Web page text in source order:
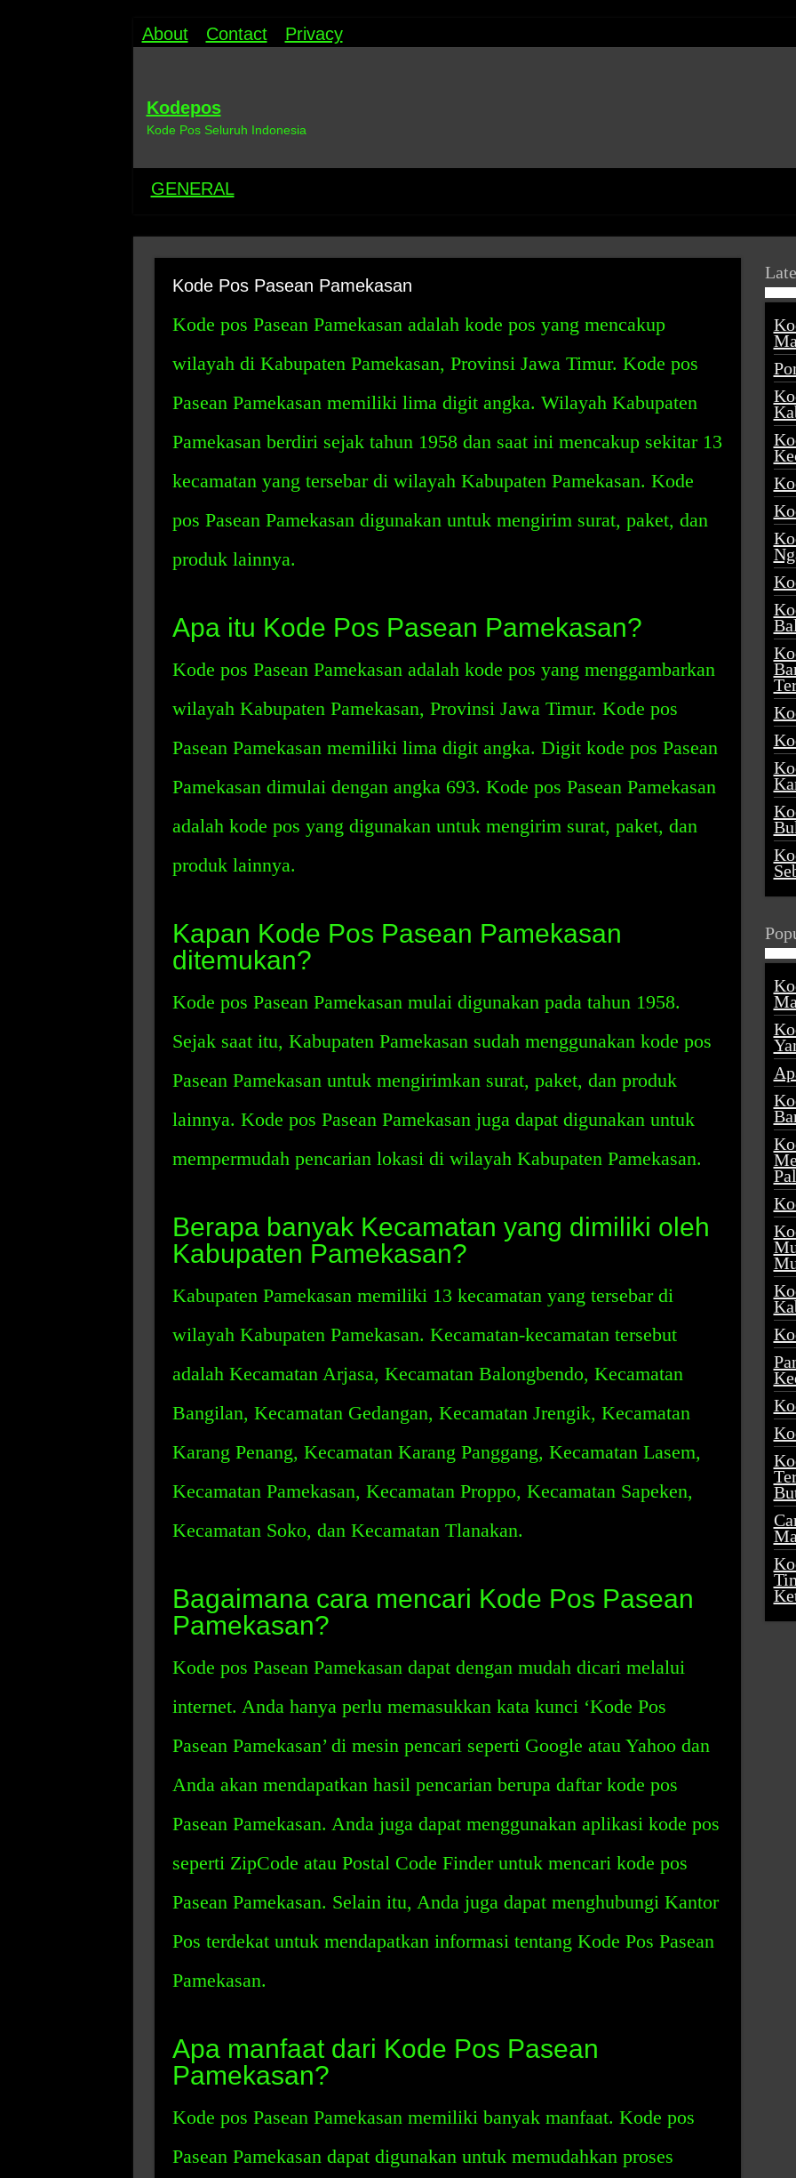
About Contact Privacy
Kodepos
Kode Pos Seluruh Indonesia
GENERAL
Kode Pos Pasean Pamekasan
Kode pos Pasean Pamekasan adalah kode pos yang mencakup
wilayah di Kabupaten Pamekasan, Provinsi Jawa Timur. Kode pos
Pasean Pamekasan memiliki lima digit angka. Wilayah Kabupaten
Pamekasan berdiri sejak tahun 1958 dan saat ini mencakup sekitar 13
kecamatan yang tersebar di wilayah Kabupaten Pamekasan. Kode
pos Pasean Pamekasan digunakan untuk mengirim surat, paket, dan
produk lainnya.
Apa itu Kode Pos Pasean Pamekasan?
Kode pos Pasean Pamekasan adalah kode pos yang menggambarkan
wilayah Kabupaten Pamekasan, Provinsi Jawa Timur. Kode pos
Pasean Pamekasan memiliki lima digit angka. Digit kode pos Pasean
Pamekasan dimulai dengan angka 693. Kode pos Pasean Pamekasan
adalah kode pos yang digunakan untuk mengirim surat, paket, dan
produk lainnya.
Kapan Kode Pos Pasean Pamekasan
ditemukan?
Kode pos Pasean Pamekasan mulai digunakan pada tahun 1958.
Sejak saat itu, Kabupaten Pamekasan sudah menggunakan kode pos
Pasean Pamekasan untuk mengirimkan surat, paket, dan produk
lainnya. Kode pos Pasean Pamekasan juga dapat digunakan untuk
mempermudah pencarian lokasi di wilayah Kabupaten Pamekasan.
Berapa banyak Kecamatan yang dimiliki oleh
Kabupaten Pamekasan?
Kabupaten Pamekasan memiliki 13 kecamatan yang tersebar di
wilayah Kabupaten Pamekasan. Kecamatan-kecamatan tersebut
adalah Kecamatan Arjasa, Kecamatan Balongbendo, Kecamatan
Bangilan, Kecamatan Gedangan, Kecamatan Jrengik, Kecamatan
Karang Penang, Kecamatan Karang Panggang, Kecamatan Lasem,
Kecamatan Pamekasan, Kecamatan Proppo, Kecamatan Sapeken,
Kecamatan Soko, dan Kecamatan Tlanakan.
Bagaimana cara mencari Kode Pos Pasean
Pamekasan?
Kode pos Pasean Pamekasan dapat dengan mudah dicari melalui
internet. Anda hanya perlu memasukkan kata kunci ‘Kode Pos
Pasean Pamekasan’ di mesin pencari seperti Google atau Yahoo dan
Anda akan mendapatkan hasil pencarian berupa daftar kode pos
Pasean Pamekasan. Anda juga dapat menggunakan aplikasi kode pos
seperti ZipCode atau Postal Code Finder untuk mencari kode pos
Pasean Pamekasan. Selain itu, Anda juga dapat menghubungi Kantor
Pos terdekat untuk mendapatkan informasi tentang Kode Pos Pasean
Pamekasan.
Apa manfaat dari Kode Pos Pasean
Pamekasan?
Kode pos Pasean Pamekasan memiliki banyak manfaat. Kode pos
Pasean Pamekasan dapat digunakan untuk memudahkan proses